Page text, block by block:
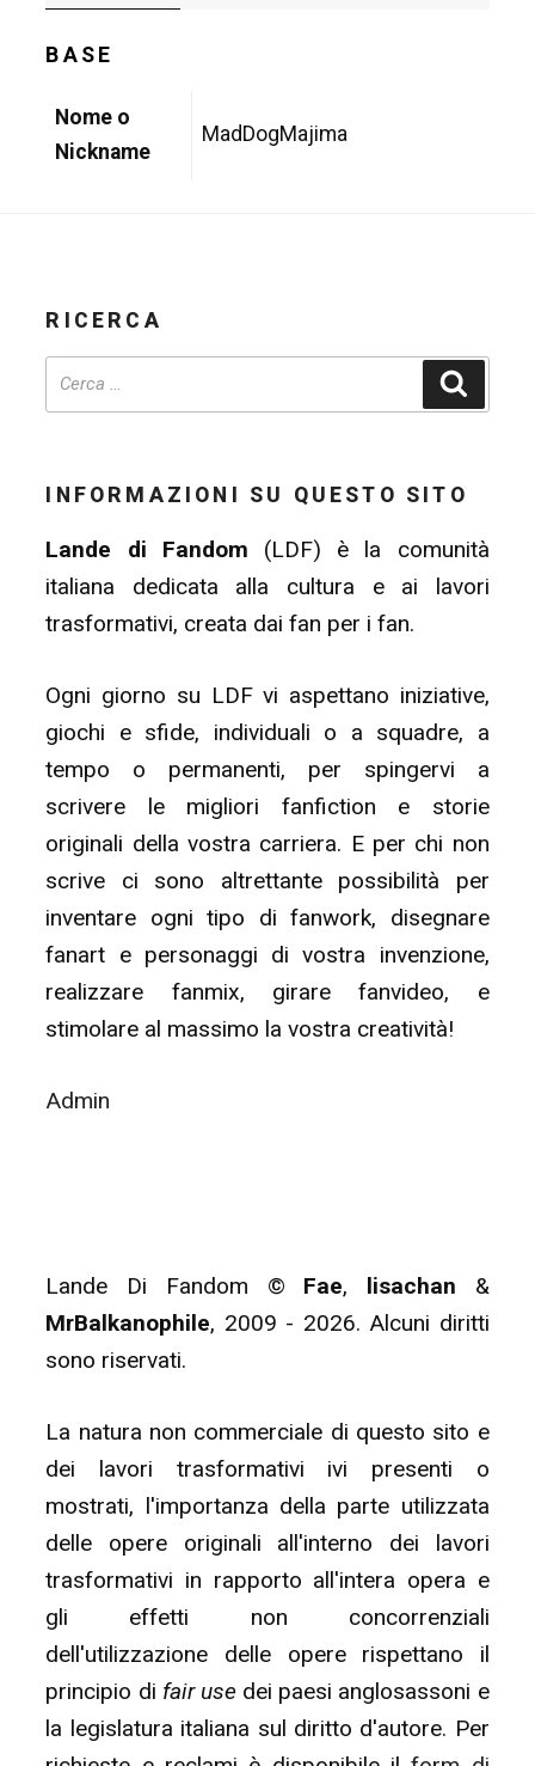
BASE
Nome o
Nickname
MadDogMajima
RICERCA
INFORMAZIONI SU QUESTO SITO
Lande di Fandom (LDF) è la comunità
italiana dedicata alla cultura e ai lavori
trasformativi, creata dai fan per i fan.
Ogni giorno su LDF vi aspettano iniziative,
giochi e sfide, individuali o a squadre, a
tempo o permanenti, per spingervi a
scrivere le migliori fanfiction e storie
originali della vostra carriera. E per chi non
scrive ci sono altrettante possibilità per
inventare ogni tipo di fanwork, disegnare
fanart e personaggi di vostra invenzione,
realizzare fanmix, girare fanvideo, e
stimolare al massimo la vostra creatività!
Admin
Lande Di Fandom © Fae, lisachan &
MrBalkanophile, 2009 - 2026. Alcuni diritti
sono riservati.
La natura non commerciale di questo sito e
dei lavori trasformativi ivi presenti o
mostrati, l'importanza della parte utilizzata
delle opere originali all'interno dei lavori
trasformativi in rapporto all'intera opera e
gli effetti non concorrenziali
dell'utilizzazione delle opere rispettano il
principio di fair usedei paesi anglosassoni e
la legislatura italiana sul diritto d'autore. Per